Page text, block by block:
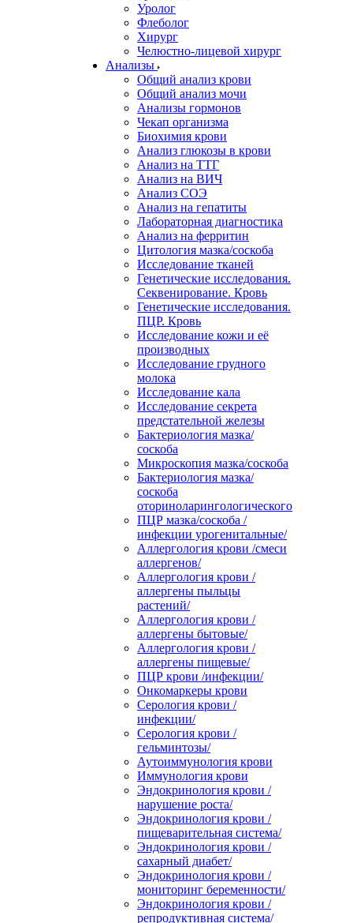
Уролог
Флеболог
Хирург
Челюстно-лицевой хирург
Анализы
Общий анализ крови
Общий анализ мочи
Анализы гормонов
Чекап организма
Биохимия крови
Анализ глюкозы в крови
Анализ на ТТГ
Анализ на ВИЧ
Анализ СОЭ
Анализ на гепатиты
Лабораторная диагностика
Анализ на ферритин
Цитология мазка/соскоба
Исследование тканей
Генетические исследования.
Секвенирование. Кровь
Генетические исследования.
ПЦР. Кровь
Исследование кожи и её
производных
Исследование грудного
молока
Исследование кала
Исследование секрета
предстательной железы
Бактериология мазка/
соскоба
Микроскопия мазка/соскоба
Бактериология мазка/
соскоба
оториноларингологического
ПЦР мазка/соскоба /
инфекции урогенитальные/
Аллергология крови /смеси
аллергенов/
Аллергология крови /
аллергены пыльцы
растений/
Аллергология крови /
аллергены бытовые/
Аллергология крови /
аллергены пищевые/
ПЦР крови /инфекции/
Онкомаркеры крови
Серология крови /
инфекции/
Серология крови /
гельминтозы/
Аутоиммунология крови
Иммунология крови
Эндокринология крови /
нарушение роста/
Эндокринология крови /
пищеварительная система/
Эндокринология крови /
сахарный диабет/
Эндокринология крови /
мониторинг беременности/
Эндокринология крови /
репродуктивная система/